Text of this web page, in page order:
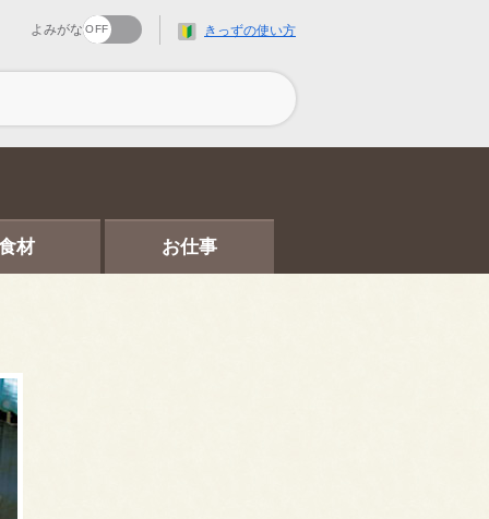
よみがな きっずの使い方
材 お仕事